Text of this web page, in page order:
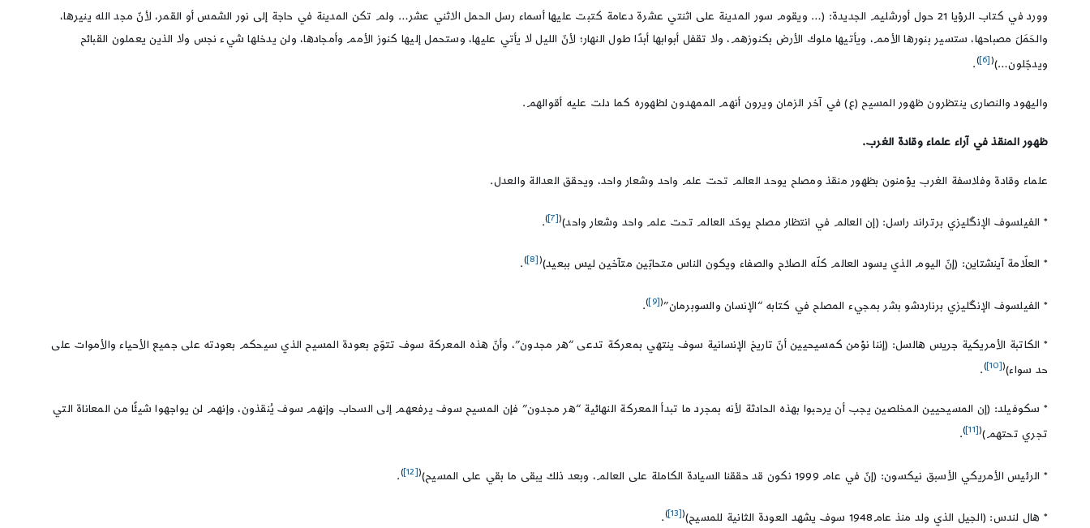
وورد في كتاب الرؤيا 21 حول أورشليم الجديدة: (… ويقوم سور المدينة على اثنتي عشرة دعامة كتبت عليها أسماء رسل الحمل الاثني عشر… ولم تكن المدينة في حاجة إلى نور الشمس أو القمر، لأنّ مجد الله ينيرها،
والحَمَلَ مصباحها، ستسير بنورها الأمم، ويأتيها ملوك الأرض بكنوزهم، ولا تقفل أبوابها أبدًا طول النهار؛ لأنّ الليل لا يأتي عليها، وستحمل إليها كنوز الأمم وأمجادها، ولن يدخلها شيء نجس ولا الذين يعملون القبائح
ويدجّلون…)(
[6]
)
.
واليهود والنصارى ينتظرون ظهور المسيح (ع) في آخر الزمان ويرون أنهم الممهدون لظهوره كما دلت عليه أقوالهم.
ظهور المنقذ في آراء علماء وقادة الغرب.
علماء وقادة وفلاسفة الغرب يؤمنون بظهور منقذ ومصلح يوحد العالم تحت علم واحد وشعار واحد، ويحقق العدالة والعدل.
* الفيلسوف الإنگليزي برتراند راسل: (إن العالم في انتظار مصلح يوحّد العالم تحت علم واحد وشعار واحد)(
[7]
)
.
* العلّامة آينشتاين: (إنّ اليوم الذي يسود العالم كلّه الصلاح والصفاء ويكون الناس متحابّين متآخين ليس ببعيد)(
[8]
)
.
* الفيلسوف الإنگليزي برناردشو بشر بمجيء المصلح في كتابه “الإنسان والسوبرمان”(
[9]
)
.
* الكاتبة الأمريكية جريس هالسل: (إننا نؤمن كمسيحيين أنّ تاريخ الإنسانية سوف ينتهي بمعركة تدعى “هر مجدون”، وأنّ هذه المعركة سوف تتوّج بعودة المسيح الذي سيحكم بعودته على جميع الأحياء والأموات على
حد سواء)(
[10]
)
.
* سكوفيلد: (إن المسيحيين المخلصين يجب أن يرحبوا بهذه الحادثة لأنه بمجرد ما تبدأ المعركة النهائية “هر مجدون” فإن المسيح سوف يرفعهم إلى السحاب وإنهم سوف يُنقذون، وإنهم لن يواجهوا شيئًا من المعاناة التي
تجري تحتهم)(
[11]
)
.
* الرئيس الأمريكي الأسبق نيكسون: (إنّ في عام 1999 نكون قد حققنا السيادة الكاملة على العالم، وبعد ذلك يبقى ما بقي على المسيح) (
[12]
)
.
* هال لندس: (الجيل الذي ولد منذ عام1948 سوف يشهد العودة الثانية للمسيح) (
[13]
)
.